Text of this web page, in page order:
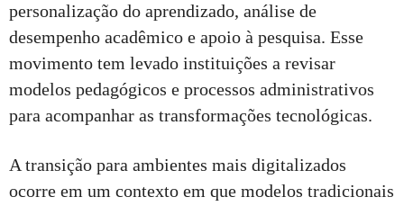
personalização do aprendizado, análise de
desempenho acadêmico e apoio à pesquisa. Esse
movimento tem levado instituições a revisar
modelos pedagógicos e processos administrativos
para acompanhar as transformações tecnológicas.
A transição para ambientes mais digitalizados
ocorre em um contexto em que modelos tradicionais